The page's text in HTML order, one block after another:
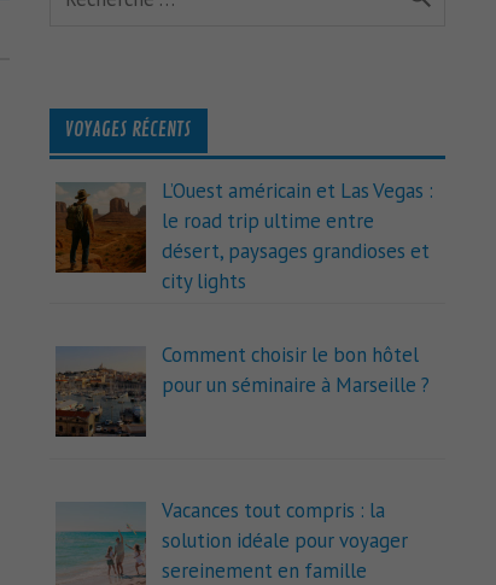
VOYAGES RÉCENTS
L’Ouest américain et Las Vegas :
le road trip ultime entre
désert, paysages grandioses et
city lights
Comment choisir le bon hôtel
pour un séminaire à Marseille ?
Vacances tout compris : la
solution idéale pour voyager
sereinement en famille